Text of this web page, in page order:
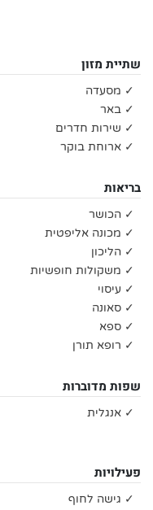
שתיית מזון
✓ מסעדה
✓ באר
✓ שירות חדרים
✓ ארוחת בוקר
בריאות
✓ הכושר
✓ מכונה אליפטית
✓ הליכון
✓ משקולות חופשיות
✓ עיסוי
✓ סאונה
✓ ספא
✓ רופא תורן
שפות מדוברות
✓ אנגלית
פעילויות
✓ גישה לחוף